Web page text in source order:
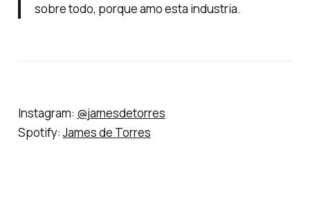
sobre todo, porque amo esta industria.
Instagram: @jamesdetorres
Spotify:James de Torres